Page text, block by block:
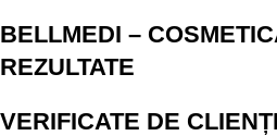
BELLMEDI –
REZULTATE
VERIFICATE DE